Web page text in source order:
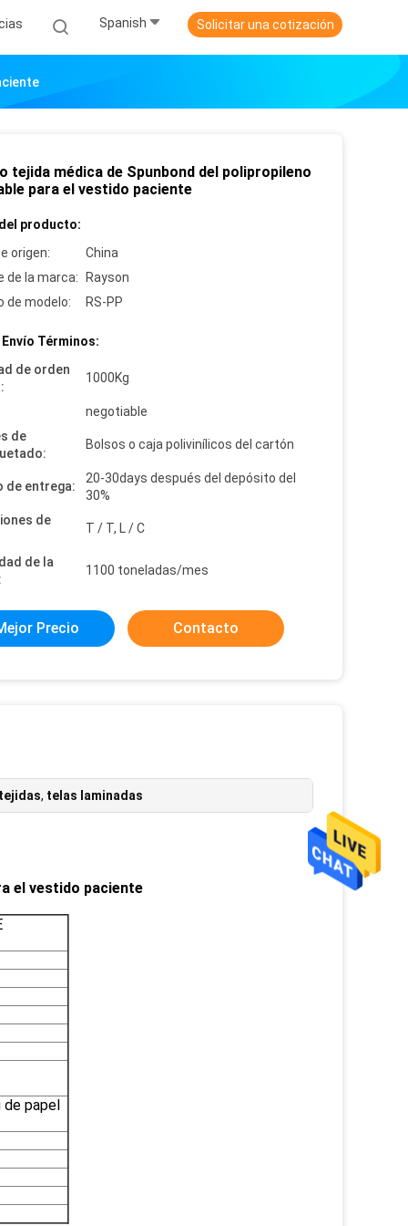
Spanish Solicitar una cotización
tejida médica de Spunbond del polipropileno
para el vestido paciente
producto:
origen:
China
de la marca:
Rayson
de modelo:
RS-PP
Términos:
de orden
1000Kg
negotiable
de
Bolsos o caja polivinílicos del cartón
de entrega:
20-30days después del depósito del
30%
de
T / T, L / C
de la
1100 toneladas/mes
Precio Contacto
, telas laminadas
el vestido paciente
de papel